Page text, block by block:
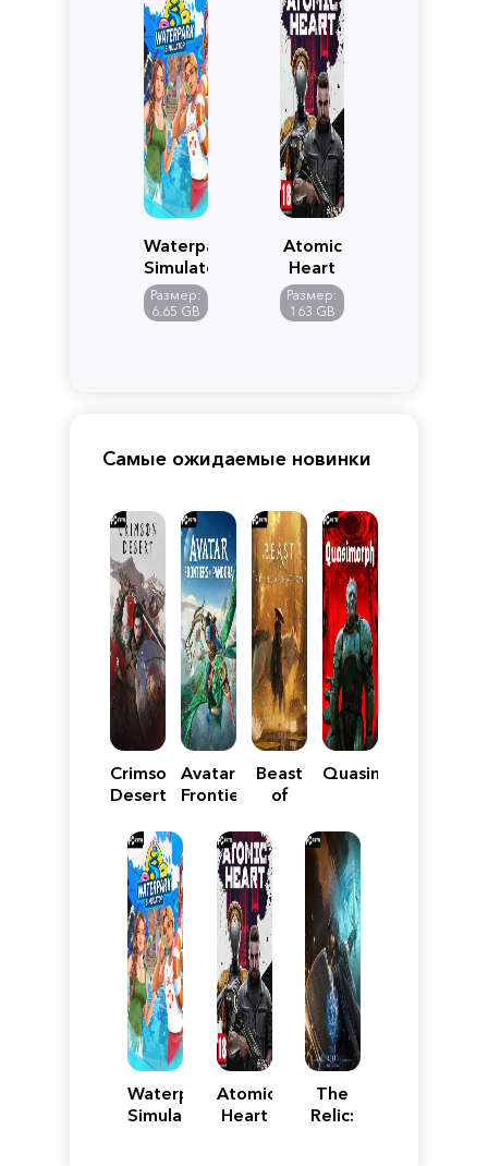
Waterpark
Simulator
Размер:
6.65 GB
Atomic
Heart
Размер:
163 GB
Самые ожидаемые новинки
Crimson
Desert
Avatar:
Frontiers
Pandora
Beast
of
Quasimorph
Waterpark
Simulator
Atomic
Heart
The
Relic: